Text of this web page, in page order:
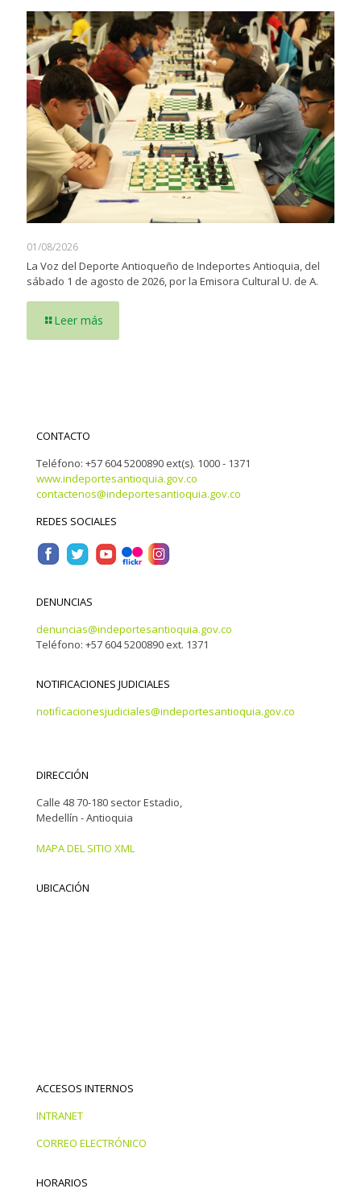
01/08/2026
La Voz del Deporte Antioqueño de Indeportes Antioquia, del
sábado 1 de agosto de 2026, por la Emisora Cultural U. de A.
Leer más
CONTACTO
Teléfono: +57 604 5200890 ext(s). 1000 - 1371
www.indeportesantioquia.gov.co
contactenos@indeportesantioquia.gov.co
REDES SOCIALES
DENUNCIAS
denuncias@indeportesantioquia.gov.co
Teléfono: +57 604 5200890 ext. 1371
NOTIFICACIONES JUDICIALES
notificacionesjudiciales@indeportesantioquia.gov.co
DIRECCIÓN
Calle 48 70-180 sector Estadio,
Medellín - Antioquia
MAPA DEL SITIO XML
UBICACIÓN
ACCESOS INTERNOS
INTRANET
CORREO ELECTRÓNICO
HORARIOS